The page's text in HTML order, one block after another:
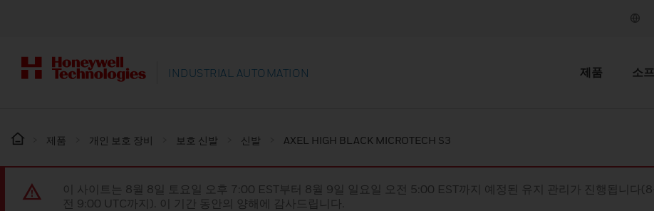
INDUSTRIAL AUTOMATION 제품 소
제품 개인 보호 장비 보호 신발 신발 AXEL HIGH BLACK MICROTECH S3
이 사이트는 8월 8일 토요일 오후 7:00 EST부터 8월 9일 일요일 오전 5:00 EST까지 예정된 유지 관리가 진행됩니다
전 9:00 UTC까지). 이 기간 동안의 양해에 감사드립니다.